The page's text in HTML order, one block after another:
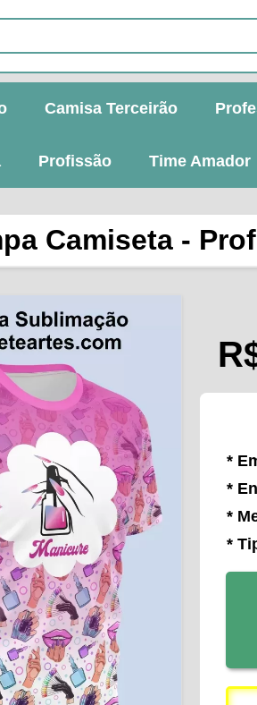
Camisa Terceirão
Profissão Time Amador
Camiseta -
*
*
*
*